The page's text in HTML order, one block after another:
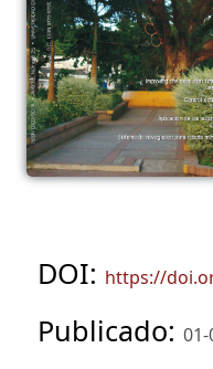
DOI: https://
Publicado: